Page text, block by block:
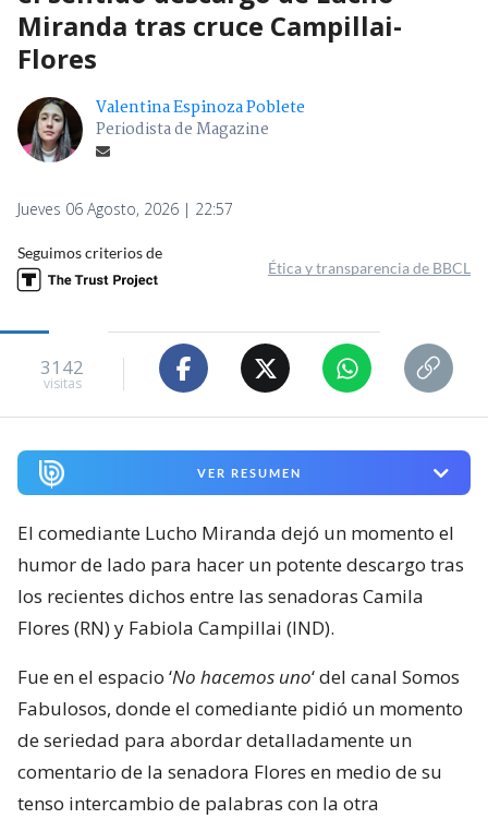
Miranda tras cruce Campillai-
Flores
Valentina Espinoza Poblete
Periodista de Magazine
Jueves 06 Agosto, 2026 | 22:57
Seguimos criterios de
Ética y transparencia de BBCL
3142
visitas
VER RESUMEN
El comediante Lucho Miranda dejó un momento el
humor de lado para hacer un potente descargo tras
los recientes dichos entre las senadoras Camila
Flores (RN) y Fabiola Campillai (IND).
Fue en el espacio ‘No hacemos uno‘ del canal Somos
Fabulosos, donde el comediante pidió un momento
de seriedad para abordar detalladamente un
comentario de la senadora Flores en medio de su
tenso intercambio de palabras con la otra